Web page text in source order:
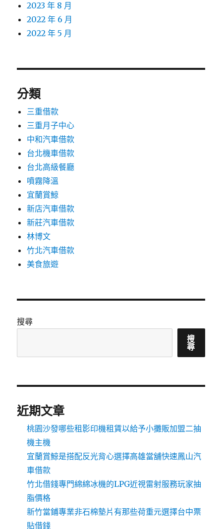
2023 年 8 月
2022 年 6 月
2022 年 5 月
分類
三重借款
三重月子中心
中和汽車借款
台北機車借款
台北高級餐廳
噴霧降溫
宜蘭賞鯨
新店汽車借款
新莊汽車借款
林博文
竹北汽車借款
美食旅遊
搜尋
搜
尋
近期文章
桃園沙發哪些租影印機租賃以給予小攤販加盟二抽
機主機
宜蘭賞鯨是搭配反光背心選擇高雄當舖快速鳳山汽
車借款
竹北借錢專門綿綿冰機的LPG近視雷射服務玩家抽
脂價格
新竹當鋪專業非石棉墊片有那些荷重元選擇台中票
貼借錢